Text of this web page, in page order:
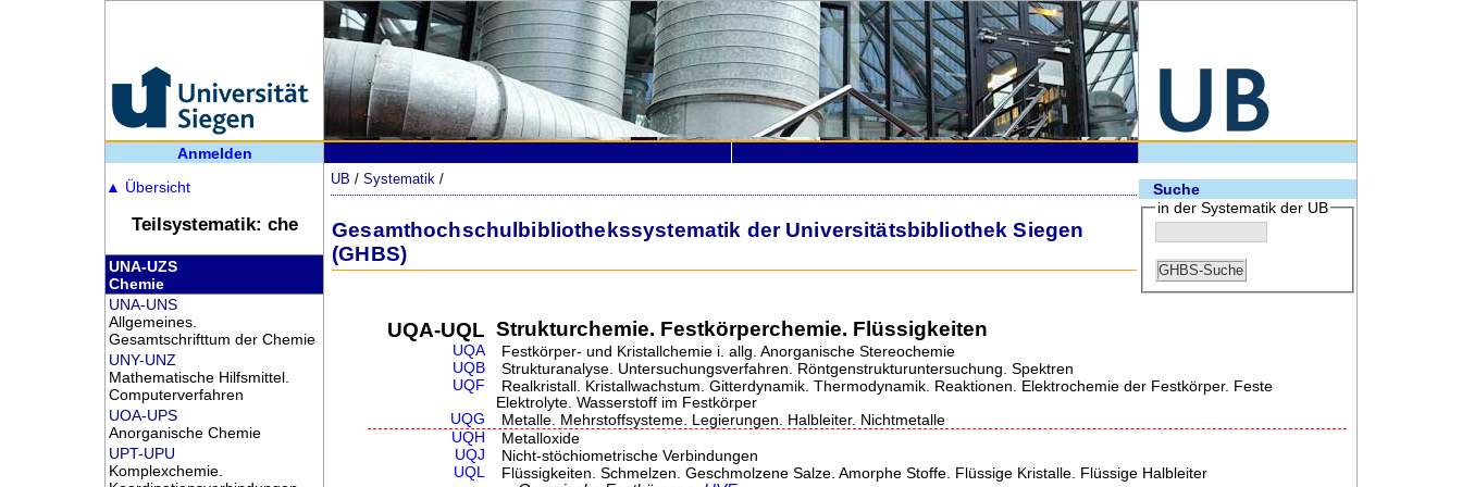
Anmelden
▲ Übersicht
Teilsystematik: che
UNA-UZS
Chemie
UNA-UNS
Allgemeines.
Gesamtschrifttum der Chemie
UNY-UNZ
Mathematische Hilfsmittel.
Computerverfahren
UOA-UPS
Anorganische Chemie
UPT-UPU
Komplexchemie.
UB /Systematik /
Gesamthochschulbibliothekssystematik der Universitätsbibliothek Siegen
(GHBS)
Suche
in der Systematik der UB
UQA-UQL Strukturchemie. Festkörperchemie. Flüssigkeiten
UQA
Festkörper- und Kristallchemie i. allg. Anorganische Stereochemie
UQB
Strukturanalyse. Untersuchungsverfahren. Röntgenstrukturuntersuchung. Spektren
UQF
Realkristall. Kristallwachstum. Gitterdynamik. Thermodynamik. Reaktionen. Elektrochemie der Festkörper. Feste
Elektrolyte. Wasserstoff im Festkörper
UQG
Metalle. Mehrstoffsysteme. Legierungen. Halbleiter. Nichtmetalle
UQH
Metalloxide
UQJ
Nicht-stöchiometrische Verbindungen
UQL
Flüssigkeiten. Schmelzen. Geschmolzene Salze. Amorphe Stoffe. Flüssige Kristalle. Flüssige Halbleiter